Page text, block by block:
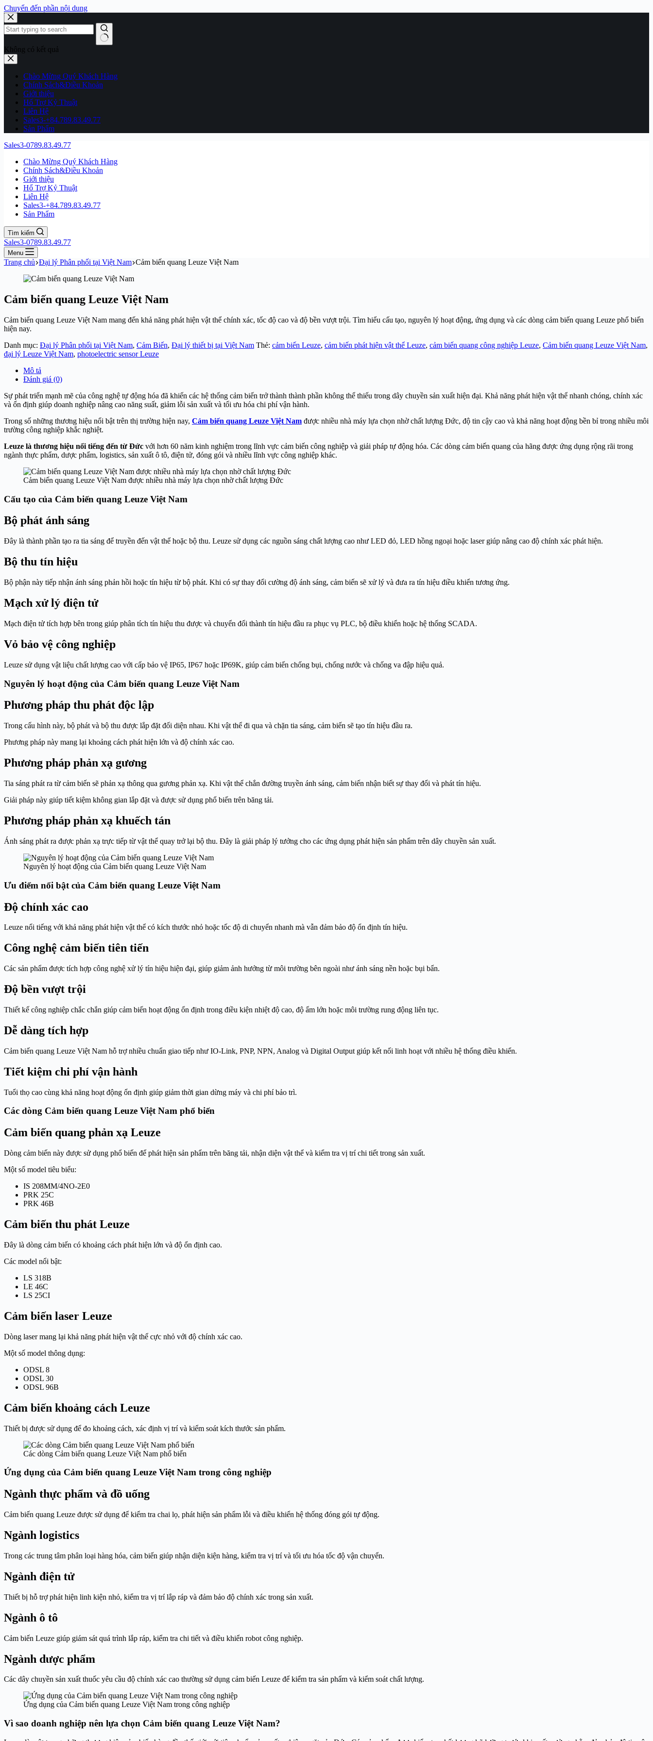
Chuyển đến phần nội dung
Không có kết quả
Chào Mừng Quý Khách Hàng
Chính Sách&Điều Khoản
Giới thiệu
Hổ Trợ Kỷ Thuật
Liên Hệ
Sales3-+84.789.83.49.77
Sản Phẩm
Sales3-0789.83.49.77
Chào Mừng Quý Khách Hàng
Chính Sách&Điều Khoản
Giới thiệu
Hổ Trợ Kỷ Thuật
Liên Hệ
Sales3-+84.789.83.49.77
Sản Phẩm
Tìm kiếm
Sales3-0789.83.49.77
Menu
Trang chủ Đại lý Phân phối tại Việt Nam Cảm biến quang Leuze Việt Nam
Cảm biến quang Leuze Việt Nam
Cảm biến quang Leuze Việt Nam mang đến khả năng phát hiện vật thể chính xác, tốc độ cao và độ bền vượt trội. Tìm hiểu cấu tạo, nguyên lý hoạt động, ứng dụng và các dòng cảm biến quang Leuze phổ biến
hiện nay.
Danh mục: Đại lý Phân phối tại Việt Nam, Cảm Biến, Đại lý thiết bị tại Việt Nam Thẻ: cảm biến Leuze, cảm biến phát hiện vật thể Leuze, cảm biến quang công nghiệp Leuze, Cảm biến quang Leuze Việt Nam,
đại lý Leuze Việt Nam, photoelectric sensor Leuze
Mô tả
Đánh giá (0)
Sự phát triển mạnh mẽ của công nghệ tự động hóa đã khiến các hệ thống cảm biến trở thành thành phần không thể thiếu trong dây chuyền sản xuất hiện đại. Khả năng phát hiện vật thể nhanh chóng, chính xác
và ổn định giúp doanh nghiệp nâng cao năng suất, giảm lỗi sản xuất và tối ưu hóa chi phí vận hành.
Trong số những thương hiệu nổi bật trên thị trường hiện nay, Cảm biến quang Leuze Việt Nam được nhiều nhà máy lựa chọn nhờ chất lượng Đức, độ tin cậy cao và khả năng hoạt động bền bỉ trong nhiều môi
trường công nghiệp khắc nghiệt.
Leuze là thương hiệu nổi tiếng đến từ Đức với hơn 60 năm kinh nghiệm trong lĩnh vực cảm biến công nghiệp và giải pháp tự động hóa. Các dòng cảm biến quang của hãng được ứng dụng rộng rãi trong
ngành thực phẩm, dược phẩm, logistics, sản xuất ô tô, điện tử, đóng gói và nhiều lĩnh vực công nghiệp khác.
Cảm biến quang Leuze Việt Nam được nhiều nhà máy lựa chọn nhờ chất lượng Đức
Cấu tạo của Cảm biến quang Leuze Việt Nam
Bộ phát ánh sáng
Đây là thành phần tạo ra tia sáng để truyền đến vật thể hoặc bộ thu. Leuze sử dụng các nguồn sáng chất lượng cao như LED đỏ, LED hồng ngoại hoặc laser giúp nâng cao độ chính xác phát hiện.
Bộ thu tín hiệu
Bộ phận này tiếp nhận ánh sáng phản hồi hoặc tín hiệu từ bộ phát. Khi có sự thay đổi cường độ ánh sáng, cảm biến sẽ xử lý và đưa ra tín hiệu điều khiển tương ứng.
Mạch xử lý điện tử
Mạch điện tử tích hợp bên trong giúp phân tích tín hiệu thu được và chuyển đổi thành tín hiệu đầu ra phục vụ PLC, bộ điều khiển hoặc hệ thống SCADA.
Vỏ bảo vệ công nghiệp
Leuze sử dụng vật liệu chất lượng cao với cấp bảo vệ IP65, IP67 hoặc IP69K, giúp cảm biến chống bụi, chống nước và chống va đập hiệu quả.
Nguyên lý hoạt động của Cảm biến quang Leuze Việt Nam
Phương pháp thu phát độc lập
Trong cấu hình này, bộ phát và bộ thu được lắp đặt đối diện nhau. Khi vật thể đi qua và chặn tia sáng, cảm biến sẽ tạo tín hiệu đầu ra.
Phương pháp này mang lại khoảng cách phát hiện lớn và độ chính xác cao.
Phương pháp phản xạ gương
Tia sáng phát ra từ cảm biến sẽ phản xạ thông qua gương phản xạ. Khi vật thể chắn đường truyền ánh sáng, cảm biến nhận biết sự thay đổi và phát tín hiệu.
Giải pháp này giúp tiết kiệm không gian lắp đặt và được sử dụng phổ biến trên băng tải.
Phương pháp phản xạ khuếch tán
Ánh sáng phát ra được phản xạ trực tiếp từ vật thể quay trở lại bộ thu. Đây là giải pháp lý tưởng cho các ứng dụng phát hiện sản phẩm trên dây chuyền sản xuất.
Nguyên lý hoạt động của Cảm biến quang Leuze Việt Nam
Ưu điểm nổi bật của Cảm biến quang Leuze Việt Nam
Độ chính xác cao
Leuze nổi tiếng với khả năng phát hiện vật thể có kích thước nhỏ hoặc tốc độ di chuyển nhanh mà vẫn đảm bảo độ ổn định tín hiệu.
Công nghệ cảm biến tiên tiến
Các sản phẩm được tích hợp công nghệ xử lý tín hiệu hiện đại, giúp giảm ảnh hưởng từ môi trường bên ngoài như ánh sáng nền hoặc bụi bẩn.
Độ bền vượt trội
Thiết kế công nghiệp chắc chắn giúp cảm biến hoạt động ổn định trong điều kiện nhiệt độ cao, độ ẩm lớn hoặc môi trường rung động liên tục.
Dễ dàng tích hợp
Cảm biến quang Leuze Việt Nam hỗ trợ nhiều chuẩn giao tiếp như IO-Link, PNP, NPN, Analog và Digital Output giúp kết nối linh hoạt với nhiều hệ thống điều khiển.
Tiết kiệm chi phí vận hành
Tuổi thọ cao cùng khả năng hoạt động ổn định giúp giảm thời gian dừng máy và chi phí bảo trì.
Các dòng Cảm biến quang Leuze Việt Nam phổ biến
Cảm biến quang phản xạ Leuze
Dòng cảm biến này được sử dụng phổ biến để phát hiện sản phẩm trên băng tải, nhận diện vật thể và kiểm tra vị trí chi tiết trong sản xuất.
Một số model tiêu biểu:
IS 208MM/4NO-2E0
PRK 25C
PRK 46B
Cảm biến thu phát Leuze
Đây là dòng cảm biến có khoảng cách phát hiện lớn và độ ổn định cao.
Các model nổi bật:
LS 318B
LE 46C
LS 25CI
Cảm biến laser Leuze
Dòng laser mang lại khả năng phát hiện vật thể cực nhỏ với độ chính xác cao.
Một số model thông dụng:
ODSL 8
ODSL 30
ODSL 96B
Cảm biến khoảng cách Leuze
Thiết bị được sử dụng để đo khoảng cách, xác định vị trí và kiểm soát kích thước sản phẩm.
Các dòng Cảm biến quang Leuze Việt Nam phổ biến
Ứng dụng của Cảm biến quang Leuze Việt Nam trong công nghiệp
Ngành thực phẩm và đồ uống
Cảm biến quang Leuze được sử dụng để kiểm tra chai lọ, phát hiện sản phẩm lỗi và điều khiển hệ thống đóng gói tự động.
Ngành logistics
Trong các trung tâm phân loại hàng hóa, cảm biến giúp nhận diện kiện hàng, kiểm tra vị trí và tối ưu hóa tốc độ vận chuyển.
Ngành điện tử
Thiết bị hỗ trợ phát hiện linh kiện nhỏ, kiểm tra vị trí lắp ráp và đảm bảo độ chính xác trong sản xuất.
Ngành ô tô
Cảm biến Leuze giúp giám sát quá trình lắp ráp, kiểm tra chi tiết và điều khiển robot công nghiệp.
Ngành dược phẩm
Các dây chuyền sản xuất thuốc yêu cầu độ chính xác cao thường sử dụng cảm biến Leuze để kiểm tra sản phẩm và kiểm soát chất lượng.
Ứng dụng của Cảm biến quang Leuze Việt Nam trong công nghiệp
Vì sao doanh nghiệp nên lựa chọn Cảm biến quang Leuze Việt Nam?